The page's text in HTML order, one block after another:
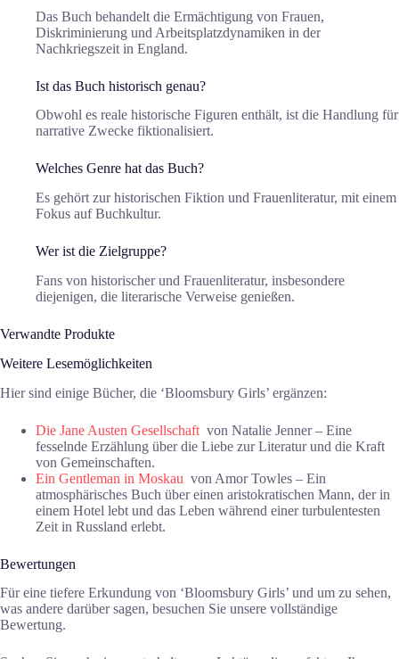
Das Buch behandelt die Ermächtigung von Frauen,
Diskriminierung und Arbeitsplatzdynamiken in der
Nachkriegszeit in England.
Ist das Buch historisch genau?
Obwohl es reale historische Figuren enthält, ist die Handlung für
narrative Zwecke fiktionalisiert.
Welches Genre hat das Buch?
Es gehört zur historischen Fiktion und Frauenliteratur, mit einem
Fokus auf Buchkultur.
Wer ist die Zielgruppe?
Fans von historischer und Frauenliteratur, insbesondere
diejenigen, die literarische Verweise genießen.
Verwandte Produkte
Weitere Lesemöglichkeiten
Hier sind einige Bücher, die ‘Bloomsbury Girls’ ergänzen:
Die Jane Austen Gesellschaft von Natalie Jenner – Eine
fesselnde Erzählung über die Liebe zur Literatur und die Kraft
von Gemeinschaften.
Ein Gentleman in Moskau von Amor Towles – Ein
atmosphärisches Buch über einen aristokratischen Mann, der in
einem Hotel lebt und das Leben während einer turbulentesten
Zeit in Russland erlebt.
Bewertungen
Für eine tiefere Erkundung von ‘Bloomsbury Girls’ und um zu sehen,
was andere darüber sagen, besuchen Sie unsere vollständige
Bewertung.